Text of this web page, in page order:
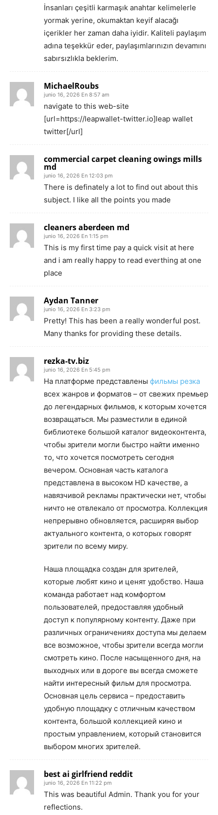
İnsanları çeşitli karmaşık anahtar kelimelerle
yormak yerine, okumaktan keyif alacağı
içerikler her zaman daha iyidir. Kaliteli paylaşım
adına teşekkür eder, paylaşımlarınızın devamını
sabırsızlıkla beklerim.
MichaelRoubs
junio 16, 2026 En 8:57 am
navigate to this web-site
[url=https://leapwallet-twitter.io]leap wallet
twitter[/url]
commercial carpet cleaning owings mills
md
junio 16, 2026 En 12:03 pm
There is definately a lot to find out about this
subject. I like all the points you made
cleaners aberdeen md
junio 16, 2026 En 1:15 pm
This is my first time pay a quick visit at here
and i am really happy to read everthing at one
place
Aydan Tanner
junio 16, 2026 En 3:23 pm
Pretty! This has been a really wonderful post.
Many thanks for providing these details.
rezka-tv.biz
junio 16, 2026 En 5:45 pm
На платформе представлены фильмы резка
всех жанров и форматов – от свежих премьер
до легендарных фильмов, к которым хочется
возвращаться. Мы разместили в единой
библиотеке большой каталог видеоконтента,
чтобы зрители могли быстро найти именно
то, что хочется посмотреть сегодня
вечером. Основная часть каталога
представлена в высоком HD качестве, а
навязчивой рекламы практически нет, чтобы
ничто не отвлекало от просмотра. Коллекция
непрерывно обновляется, расширяя выбор
актуального контента, о которых говорят
зрители по всему миру.
Наша площадка создан для зрителей,
которые любят кино и ценят удобство. Наша
команда работает над комфортом
пользователей, предоставляя удобный
доступ к популярному контенту. Даже при
различных ограничениях доступа мы делаем
все возможное, чтобы зрители всегда могли
смотреть кино. После насыщенного дня, на
выходных или в дороге вы всегда сможете
найти интересный фильм для просмотра.
Основная цель сервиса – предоставить
удобную площадку с отличным качеством
контента, большой коллекцией кино и
простым управлением, который становится
выбором многих зрителей.
best ai girlfriend reddit
junio 16, 2026 En 11:22 pm
This was beautiful Admin. Thank you for your
reflections.